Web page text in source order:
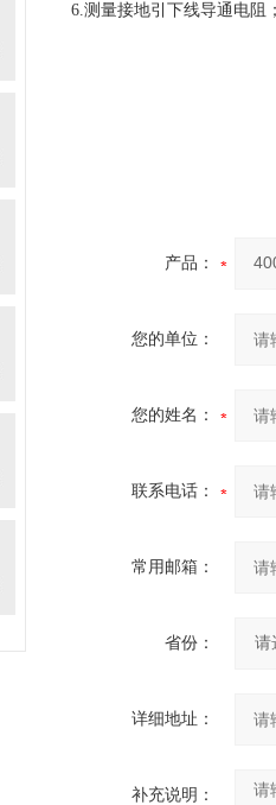
6.测量接地引下线导通电阻；
产品：
您的单位：
您的姓名：
联系电话：
常用邮箱：
省份：
详细地址：
补充说明：